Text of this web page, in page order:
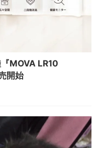
MOVA LR10
開始